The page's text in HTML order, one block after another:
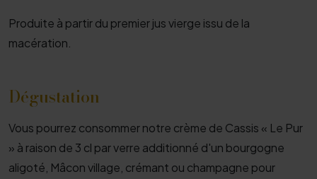
Produite à partir du premier jus vierge issu de la
macération.
Dégustation
Vous pourrez consommer notre crème de Cassis « Le Pur
» à raison de 3 cl par verre additionné d'un bourgogne
aligoté, Mâcon village, crémant ou champagne pour